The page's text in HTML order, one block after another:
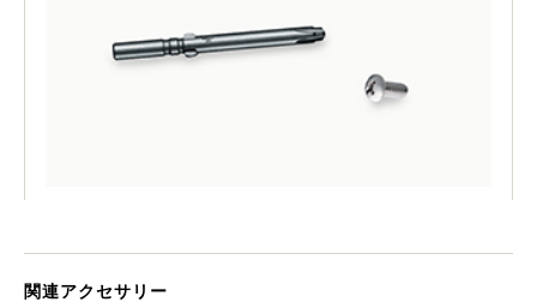
関連アクセサリー